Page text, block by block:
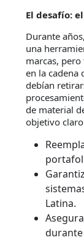
El desafío:
Durante
una
marcas,
en la cadena
debían
de material
objetivo
Latina.